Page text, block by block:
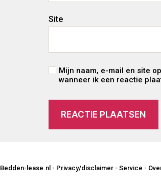
Site
Mijn naam, e-mail en site
wanneer ik een reactie
Bedden-lease.nl - Privacy/disclaimer- Service -